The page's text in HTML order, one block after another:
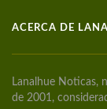
ACERCA DE
Lanalhue Noticas,
de 2001,